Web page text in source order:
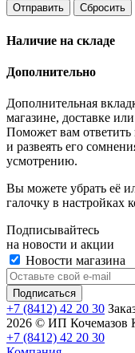
Отправить Сбросить
Наличие на складе
Дополнительно
Дополнительная
магазине, доставке
Поможет вам
и развеять его
усмотрению.
Вы можете убрать её
галочку в настройках
Подписывайтесь
на новости и акции
Новости магазина
+7 (8412) 42 20 30
2026 © ИП Кочемазов
+7 (8412) 42 20 30